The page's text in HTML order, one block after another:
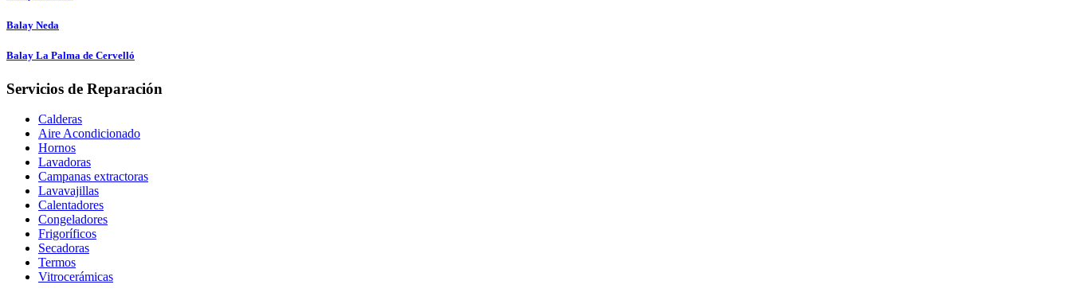
Balay Neda
Balay La Palma de Cervelló
Servicios de Reparación
Calderas
Aire Acondicionado
Hornos
Lavadoras
Campanas extractoras
Lavavajillas
Calentadores
Congeladores
Frigoríficos
Secadoras
Termos
Vitrocerámicas